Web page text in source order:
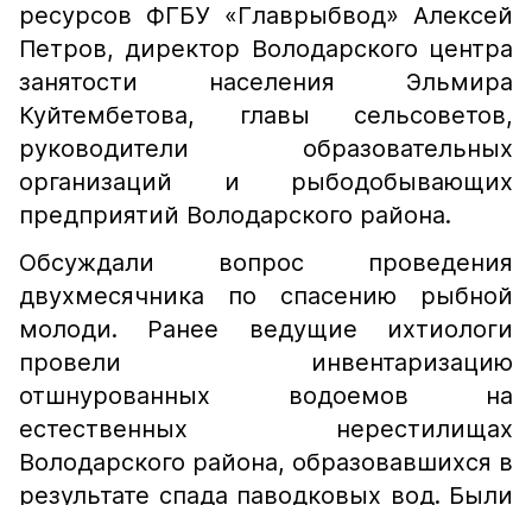
ресурсов ФГБУ «Главрыбвод» Алексей
Петров, директор Володарского центра
занятости населения Эльмира
Куйтембетова, главы сельсоветов,
руководители образовательных
организаций и рыбодобывающих
предприятий Володарского района.
Обсуждали вопрос проведения
двухмесячника по спасению рыбной
молоди. Ранее ведущие ихтиологи
провели инвентаризацию
отшнурованных водоемов на
естественных нерестилищах
Володарского района, образовавшихся в
результате спада паводковых вод. Были